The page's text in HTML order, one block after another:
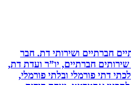
ושירותי דת. חבר
חברתיים, יו”ר ועדת דת,
פורמלי ובלתי פורמלי,